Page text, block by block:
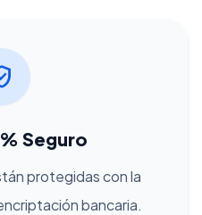
Seguro
protegidas con la
bancaria.